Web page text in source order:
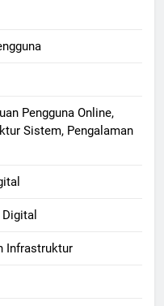
Pengguna Online,
Sistem, Pengalaman
Infrastruktur